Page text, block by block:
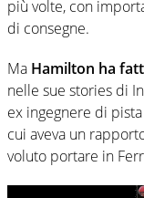
più volte, con
di consegne.
Ma Hamilton ha
nelle sue stories di
ex ingegnere di
cui aveva un
voluto portare in